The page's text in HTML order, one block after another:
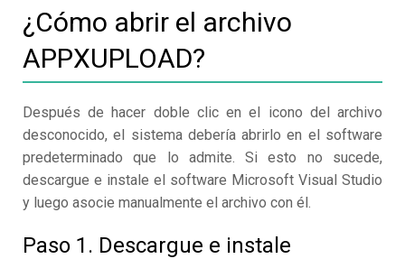
¿Cómo abrir el archivo
APPXUPLOAD?
Después de hacer doble clic en el icono del archivo
desconocido, el sistema debería abrirlo en el software
predeterminado que lo admite. Si esto no sucede,
descargue e instale el software Microsoft Visual Studio
y luego asocie manualmente el archivo con él.
Paso 1. Descargue e instale